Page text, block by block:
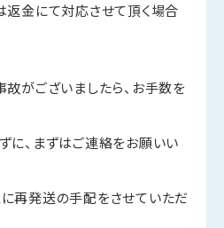
返金にて対応させて頂く場合
がございましたら、お手数を
に、まずはご連絡をお願いい
再発送の手配をさせていただ